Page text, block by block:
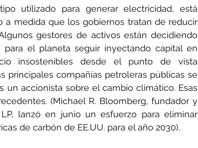
utilizado para generar electricidad, está
medida que los gobiernos tratan de reducir
gestores de activos están decidiendo
el planeta seguir inyectando capital en
insostenibles desde el punto de vista
principales compañías petroleras públicas se
accionista sobre el cambio climático. Esas
(Michael R. Bloomberg, fundador y
lanzó en junio un esfuerzo para eliminar
de carbón de EE.UU. para el año 2030).